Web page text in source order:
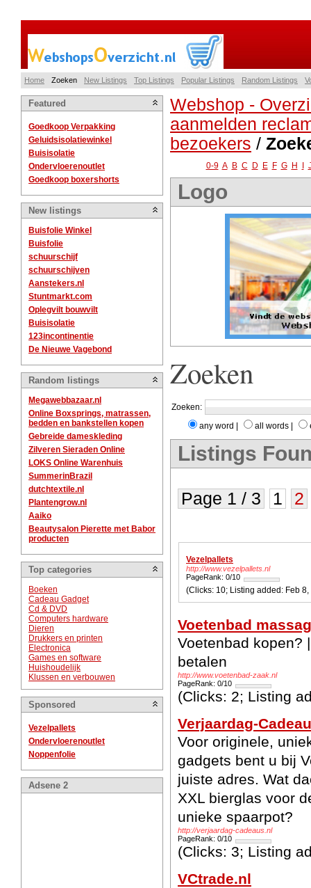
Home Zoeken New Listings Top Listings Popular Listings Random Listings
Featured
Goedkoop Verpakking
Geluidsisolatiewinkel
Buisisolatie
Ondervloerenoutlet
Goedkoop boxershorts
New listings
Buisfolie Winkel
Buisfolie
schuurschijf
schuurschijven
Aanstekers.nl
Stuntmarkt.com
Oplegvilt bouwvilt
Buisisolatie
123incontinentie
De Nieuwe Vagebond
Random listings
Megawebbazaar.nl
Online Boxsprings, matrassen,
bedden en bankstellen kopen
Gebreide dameskleding
Zilveren Sieraden Online
LOKS Online Warenhuis
SummerinBrazil
dutchtextile.nl
Plantengrow.nl
Aaiko
Beautysalon Pierette met Babor
producten
Top categories
Boeken
Cadeau Gadget
Cd & DVD
Computers hardware
Dieren
Drukkers en printen
Electronica
Games en software
Huishoudelijk
Klussen en verbouwen
Sponsored
Vezelpallets
Ondervloerenoutlet
Noppenfolie
Adsene 2
Webshop -
aanmelden
bezoekers /
0-9 A B C D E F G H
Logo
Zoeken
Zoeken:
any word
all words|
Listings
Page 1 / 3 1 2
Vezelpallets
http://www.vezelpallets.nl
PageRank: 0/10
(Clicks:
Voetenbad
Voetenbad kopen?
betalen
http://www.voetenbad-zaak.nl
PageRank: 0/10
(Clicks: 2; Listing
Verjaardag-
Voor originele,
gadgets bent u bij
juiste adres. Wat
XXL bierglas voor
unieke spaarpot?
http://verjaardag-cadeaus.nl
PageRank: 0/10
(Clicks: 3; Listing
VCtrade.nl